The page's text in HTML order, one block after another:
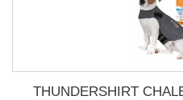
THUNDERSHIRT